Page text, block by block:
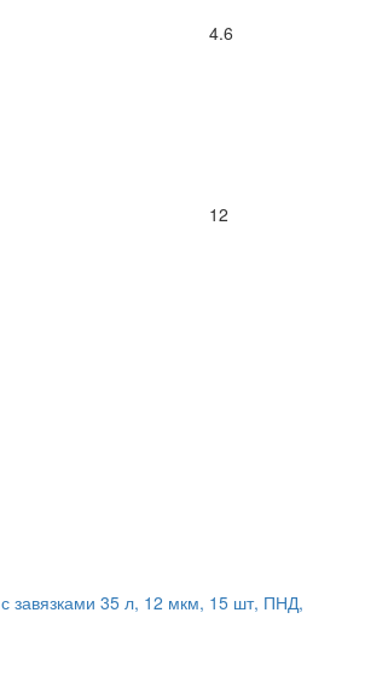
4.6
12
завязками 35 л, 12 мкм, 15 шт, ПНД,